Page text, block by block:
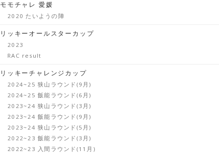
モモチャレ 愛媛
2020 たいようの陣
リッキーオールスターカップ
2023
RAC result
リッキーチャレンジカップ
2024~25 狭山ラウンド(9月)
2024~25 飯能ラウンド(6月)
2023~24 狭山ラウンド(3月)
2023~24 飯能ラウンド(9月)
2023~24 狭山ラウンド(5月)
2022~23 飯能ラウンド(3月)
2022~23 入間ラウンド(11月)